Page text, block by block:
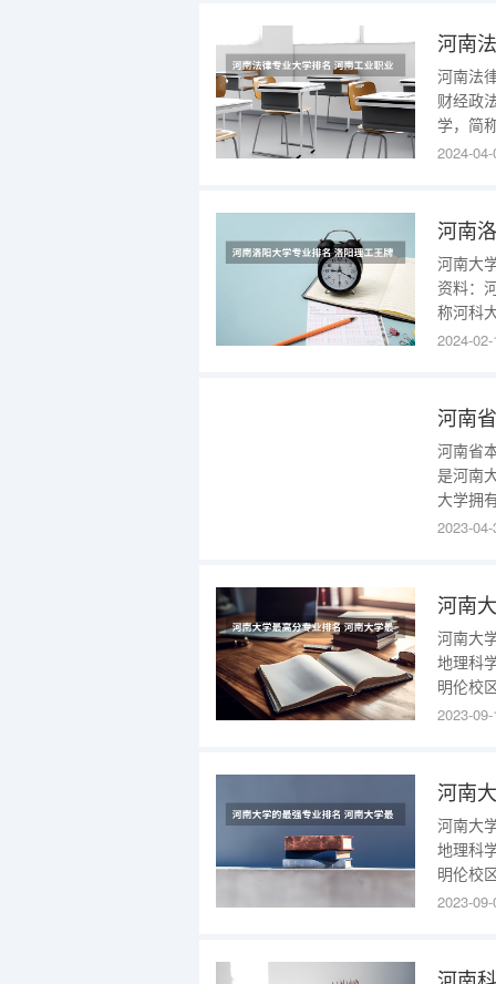
一流本
河南法
财经政
学，简
国教育
2024-
河南
河南大
资料：
称河科
南省人
2024-
河南
河南省
是河南
大学拥
学、经
2023-
河南
河南大
地理科
明伦校
1300万
2023-
河南
河南大
地理科
明伦校
1300万
2023-